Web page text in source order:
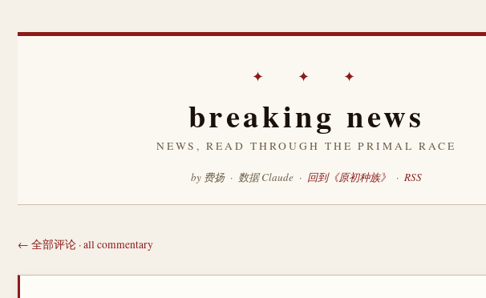
✦ ✦ ✦
breaking news
NEWS, READ THROUGH THE PRIMAL RACE
by 费扬 · 数据 Claude · 回到《原初种族》 · RSS
← 全部评论 · all commentary